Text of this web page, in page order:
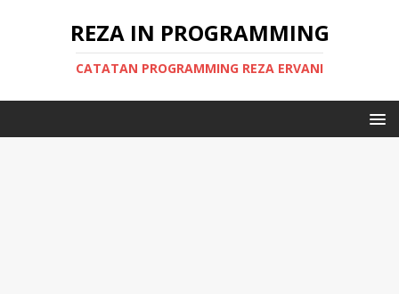
REZA IN PROGRAMMING
CATATAN PROGRAMMING REZA ERVANI